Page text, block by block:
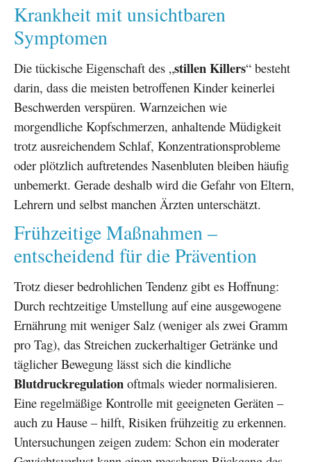
Krankheit mit unsichtbaren
Symptomen
Die tückische Eigenschaft des „stillen Killers“ besteht
darin, dass die meisten betroffenen Kinder keinerlei
Beschwerden verspüren. Warnzeichen wie
morgendliche Kopfschmerzen, anhaltende Müdigkeit
trotz ausreichendem Schlaf, Konzentrationsprobleme
oder plötzlich auftretendes Nasenbluten bleiben häufig
unbemerkt. Gerade deshalb wird die Gefahr von Eltern,
Lehrern und selbst manchen Ärzten unterschätzt.
Frühzeitige Maßnahmen –
entscheidend für die Prävention
Trotz dieser bedrohlichen Tendenz gibt es Hoffnung:
Durch rechtzeitige Umstellung auf eine ausgewogene
Ernährung mit weniger Salz (weniger als zwei Gramm
pro Tag), das Streichen zuckerhaltiger Getränke und
täglicher Bewegung lässt sich die kindliche
Blutdruckregulation oftmals wieder normalisieren.
Eine regelmäßige Kontrolle mit geeigneten Geräten –
auch zu Hause – hilft, Risiken frühzeitig zu erkennen.
Untersuchungen zeigen zudem: Schon ein moderater